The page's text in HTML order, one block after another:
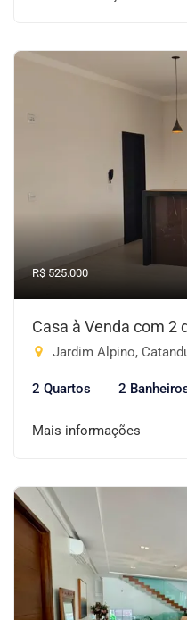
R$ 525.000
Casa à Venda com 2
Jardim Alpino,
2 Quartos 2
Mais informações